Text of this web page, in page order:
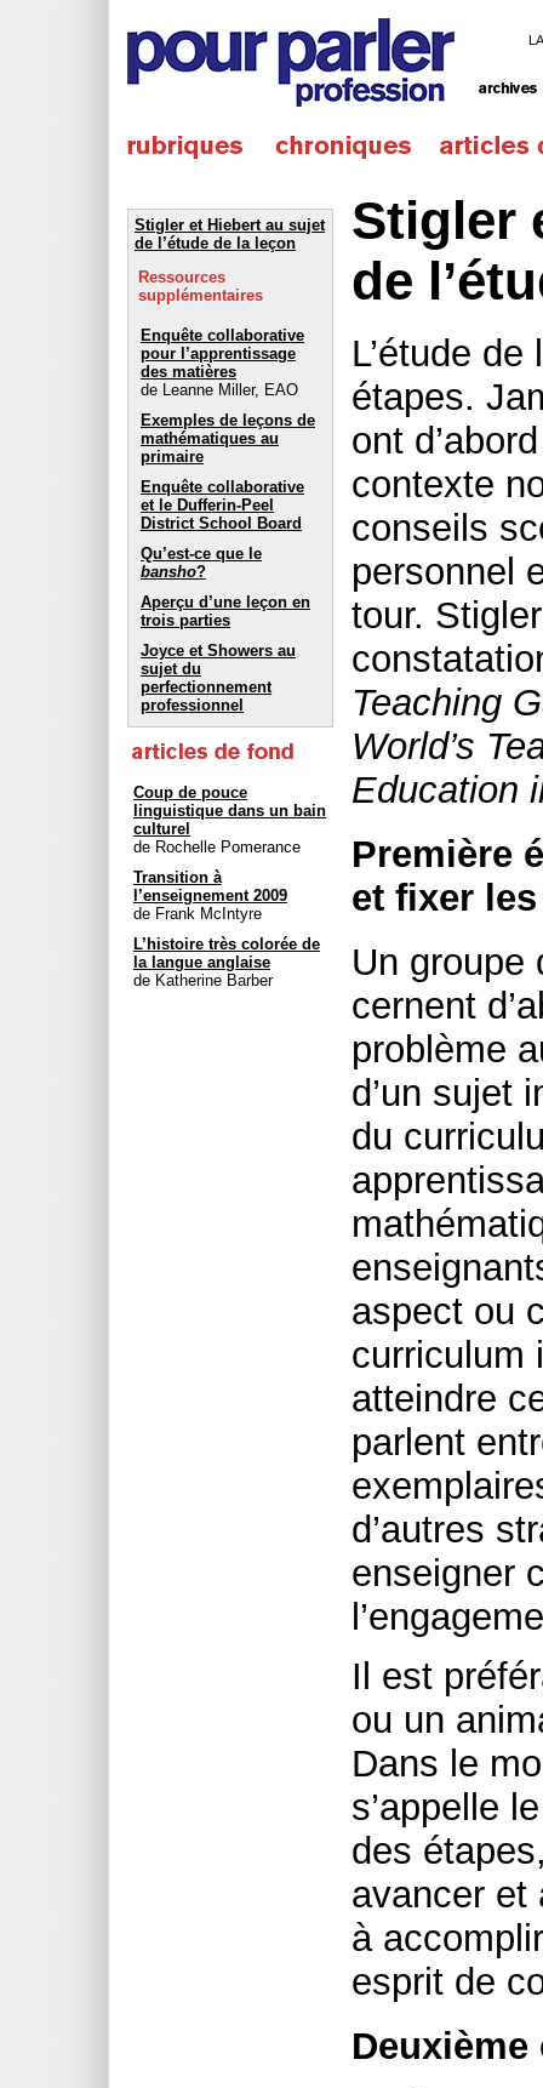
Stigler et Hiebert au sujet
de l’étude de la leçon
Ressources
supplémentaires
Enquête collaborative
pour l’apprentissage
des matières
de Leanne Miller, EAO
Exemples de leçons de
mathématiques au
primaire
Enquête collaborative
et le Dufferin-Peel
District School Board
Qu’est-ce que le
bansho?
Aperçu d’une leçon en
trois parties
Joyce et Showers au
sujet du
perfectionnement
professionnel
Coup de pouce
linguistique dans un bain
culturel
de Rochelle Pomerance
Transition à
l’enseignement 2009
de Frank McIntyre
L’histoire très colorée de
la langue anglaise
de Katherine Barber
Stigler
de
L’étude
étapes.
ont
contexte
conseils
personnel
tour.
Teaching
World’s
Education
Première
et fixer
Un groupe
cernent
problème
d’un sujet
du
aspect ou
curriculum
atteindre
parlent
d’autres
enseigner
Il est
ou un
Dans le
s’appelle
des
avancer et
à
esprit de